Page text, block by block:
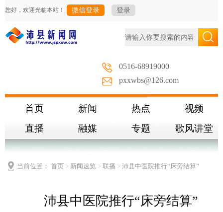
您好，欢迎光临本站！ 微信登录 登录
0516-68919000
pxxwbs@126.com
首页 新闻 热点
视频
直播
融媒 专题 歌风讲堂
当前位置： 首页 > 新闻速览 > 联播 > 沛县中医院推行“床旁结算”
沛县中医院推行“床旁结算”